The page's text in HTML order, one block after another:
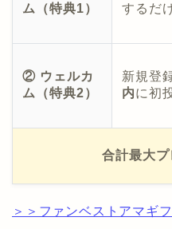
ム（特典1）
するだ
② ウェルカ
ム（特典2）
新規登
内に初
合計最大プ
＞＞ファンベストアマギ